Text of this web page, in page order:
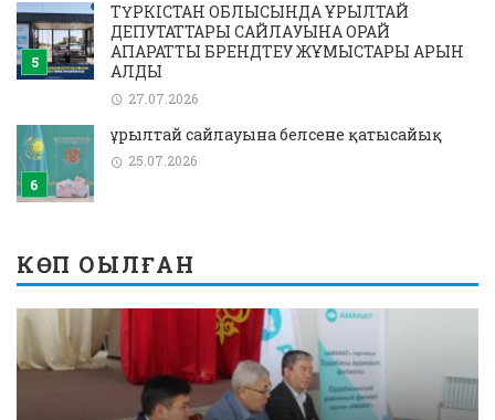
ТҮРКІСТАН ОБЛЫСЫНДА ҚҰРЫЛТАЙ
ДЕПУТАТТАРЫ САЙЛАУЫНА ОРАЙ
АҚПАРАТТЫҚ БРЕНДТЕУ ЖҰМЫСТАРЫ ҚАРҚЫН
АЛДЫ
27.07.2026
Құрылтай сайлауына белсене қатысайық
25.07.2026
КӨП ОҚЫЛҒАН